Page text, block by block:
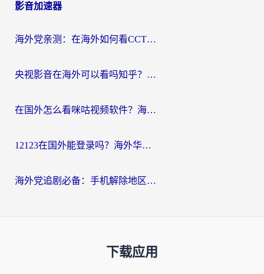
影音加速器
海外党亲测：在海外如何看CCTV？告别“仅限大陆播放”的实用指南
央视影音在海外可以看吗知乎？留学生亲测：3步解决地域限制+追剧自由
在国外怎么看咪咕视频软件？海外党亲测有效的回国加速方案
12123在国外能登录吗？海外华人必看的回国加速实用指南
海外党追剧必备：手机解除地区限制app怎么选？解决央视视频&国内剧地区限制全指南
下载应用